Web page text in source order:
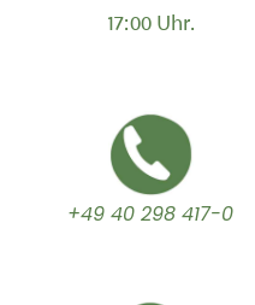
17:00 Uhr.
+49 40 298 417-0